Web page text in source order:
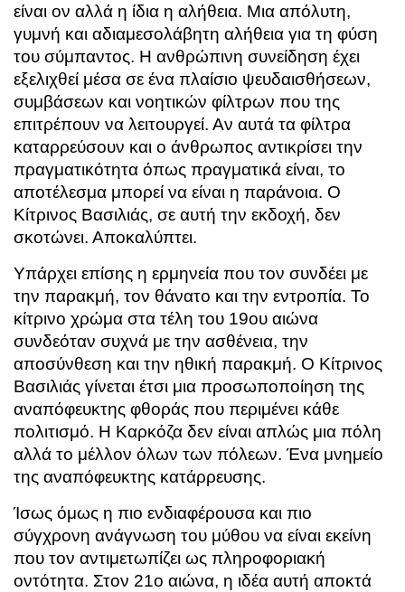
είναι ον αλλά η ίδια η αλήθεια. Μια απόλυτη,
γυμνή και αδιαμεσολάβητη αλήθεια για τη φύση
του σύμπαντος. Η ανθρώπινη συνείδηση έχει
εξελιχθεί μέσα σε ένα πλαίσιο ψευδαισθήσεων,
συμβάσεων και νοητικών φίλτρων που της
επιτρέπουν να λειτουργεί. Αν αυτά τα φίλτρα
καταρρεύσουν και ο άνθρωπος αντικρίσει την
πραγματικότητα όπως πραγματικά είναι, το
αποτέλεσμα μπορεί να είναι η παράνοια. Ο
Κίτρινος Βασιλιάς, σε αυτή την εκδοχή, δεν
σκοτώνει. Αποκαλύπτει.
Υπάρχει επίσης η ερμηνεία που τον συνδέει με
την παρακμή, τον θάνατο και την εντροπία. Το
κίτρινο χρώμα στα τέλη του 19ου αιώνα
συνδεόταν συχνά με την ασθένεια, την
αποσύνθεση και την ηθική παρακμή. Ο Κίτρινος
Βασιλιάς γίνεται έτσι μια προσωποποίηση της
αναπόφευκτης φθοράς που περιμένει κάθε
πολιτισμό. Η Καρκόζα δεν είναι απλώς μια πόλη
αλλά το μέλλον όλων των πόλεων. Ένα μνημείο
της αναπόφευκτης κατάρρευσης.
Ίσως όμως η πιο ενδιαφέρουσα και πιο
σύγχρονη ανάγνωση του μύθου να είναι εκείνη
που τον αντιμετωπίζει ως πληροφοριακή
οντότητα. Στον 21ο αιώνα, η ιδέα αυτή αποκτά